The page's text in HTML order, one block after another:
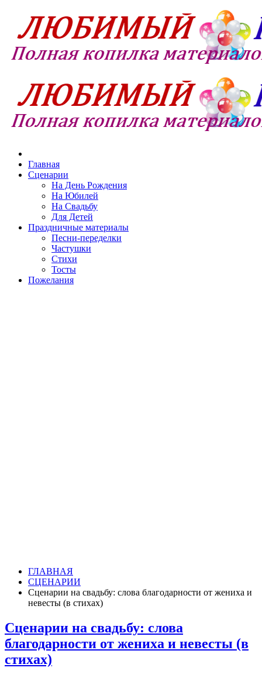
Главная
Сценарии
На День Рождения
На Юбилей
На Свадьбу
Для Детей
Праздничные материалы
Песни-переделки
Частушки
Стихи
Тосты
Пожелания
ГЛАВНАЯ
СЦЕНАРИИ
Сценарии на свадьбу: слова благодарности от жениха и
невесты (в стихах)
Сценарии на свадьбу: слова
благодарности от жениха и невесты (в
стихах)